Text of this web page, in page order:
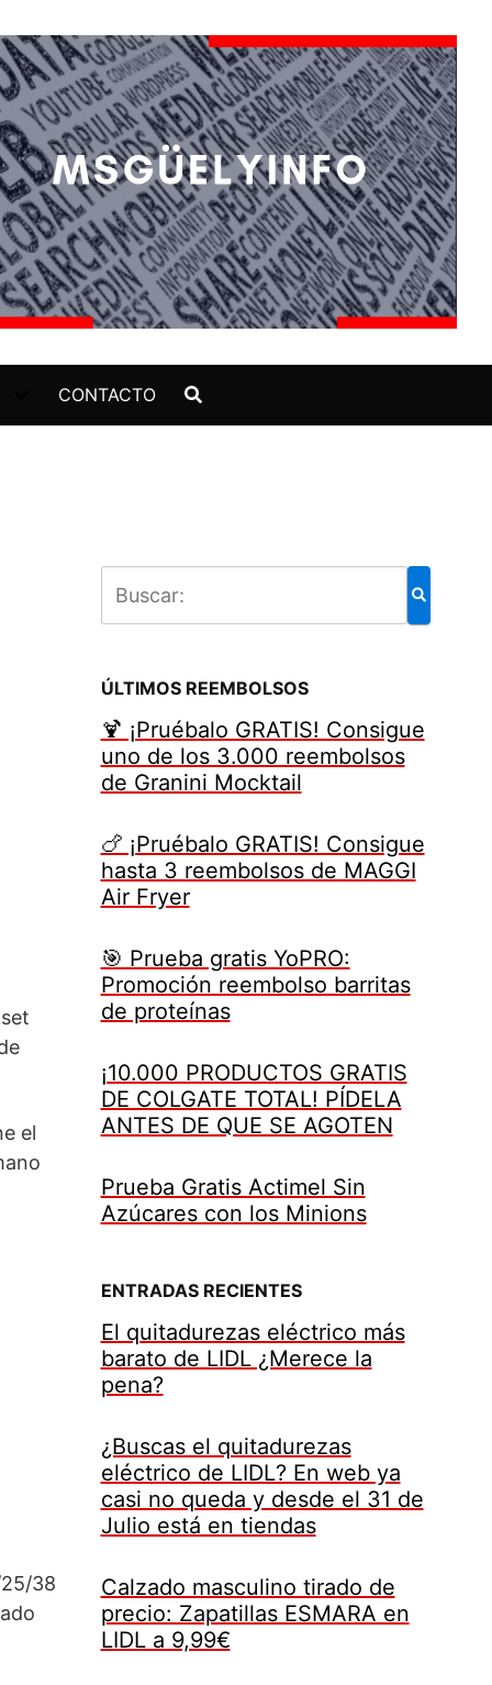
CONTACTO
el
38
ÚLTIMOS REEMBOLSOS
🍹 ¡Pruébalo GRATIS! Consigue
uno de los 3.000 reembolsos
de Granini Mocktail
🍗 ¡Pruébalo GRATIS! Consigue
hasta 3 reembolsos de MAGGI
Air Fryer
🎯 Prueba gratis YoPRO:
Promoción reembolso barritas
de proteínas
¡10.000 PRODUCTOS GRATIS
DE COLGATE TOTAL! PÍDELA
ANTES DE QUE SE AGOTEN
Prueba Gratis Actimel Sin
Azúcares con los Minions
ENTRADAS RECIENTES
El quitadurezas eléctrico más
barato de LIDL ¿Merece la
pena?
¿Buscas el quitadurezas
eléctrico de LIDL? En web ya
casi no queda y desde el 31 de
Julio está en tiendas
Calzado masculino tirado de
precio: Zapatillas ESMARA en
LIDL a 9,99€